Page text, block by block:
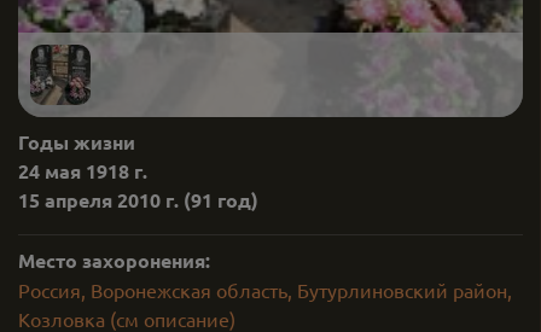
Годы жизни
24 мая 1918 г.
15 апреля 2010 г. (91 год)
Место захоронения:
Россия, Воронежская область, Бутурлиновский район,
Козловка (см описание)